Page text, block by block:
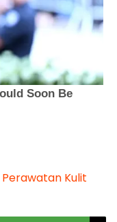
Perawatan Kulit